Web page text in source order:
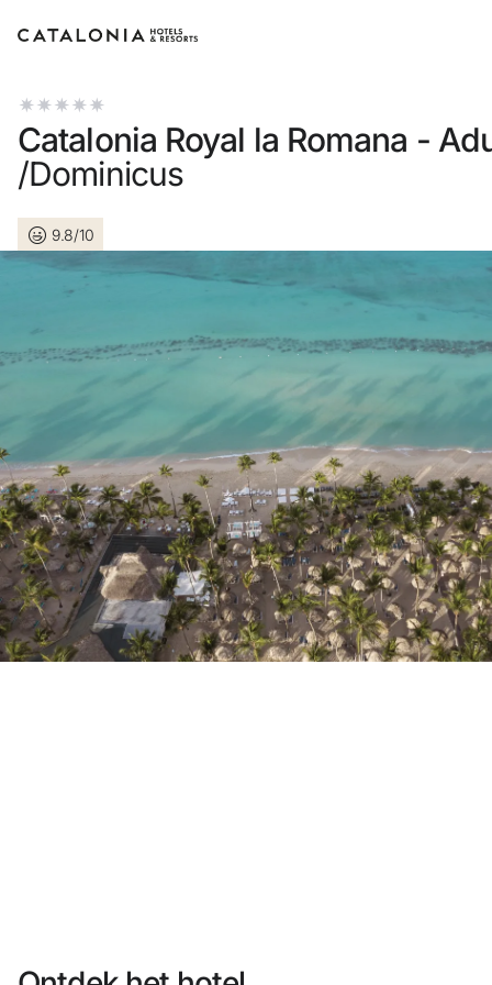
Log in op je account
Log in
Wachtwoord vergeten?
of gebruik een van deze opties
Aanmelden met Google
Sessie beginnen met enkel e-mailadres
Heb je nog geen account?
Een account aanmaken
Geniet van de voordelen om deel uit te maken van
Catalonia Royal la Romana -
/Dominicus
9.8/10